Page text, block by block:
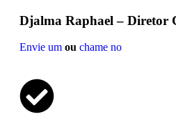
Djalma Raphael – Diretor
Envie um ou chame no